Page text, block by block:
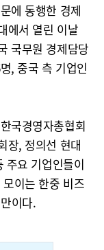
에 동행한 경제
에서 열린 이날
국무원 경제담당
, 중국 측 기업인
국경영자총협회
장, 정의선 현대
주요 기업인들이
이는 한중 비즈
이다.